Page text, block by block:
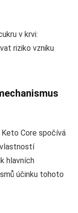
v krvi:
riziko vzniku
Keto Core spočívá
hlavních
účinku tohoto